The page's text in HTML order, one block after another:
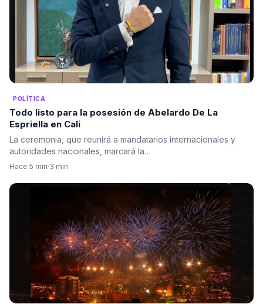
POLÍTICA
Todo listo para la posesión de Abelardo De La
Espriella en Cali
La ceremonia, que reunirá a mandatarios internacionales y
autoridades nacionales, marcará la…
Hace 5 min·3 min